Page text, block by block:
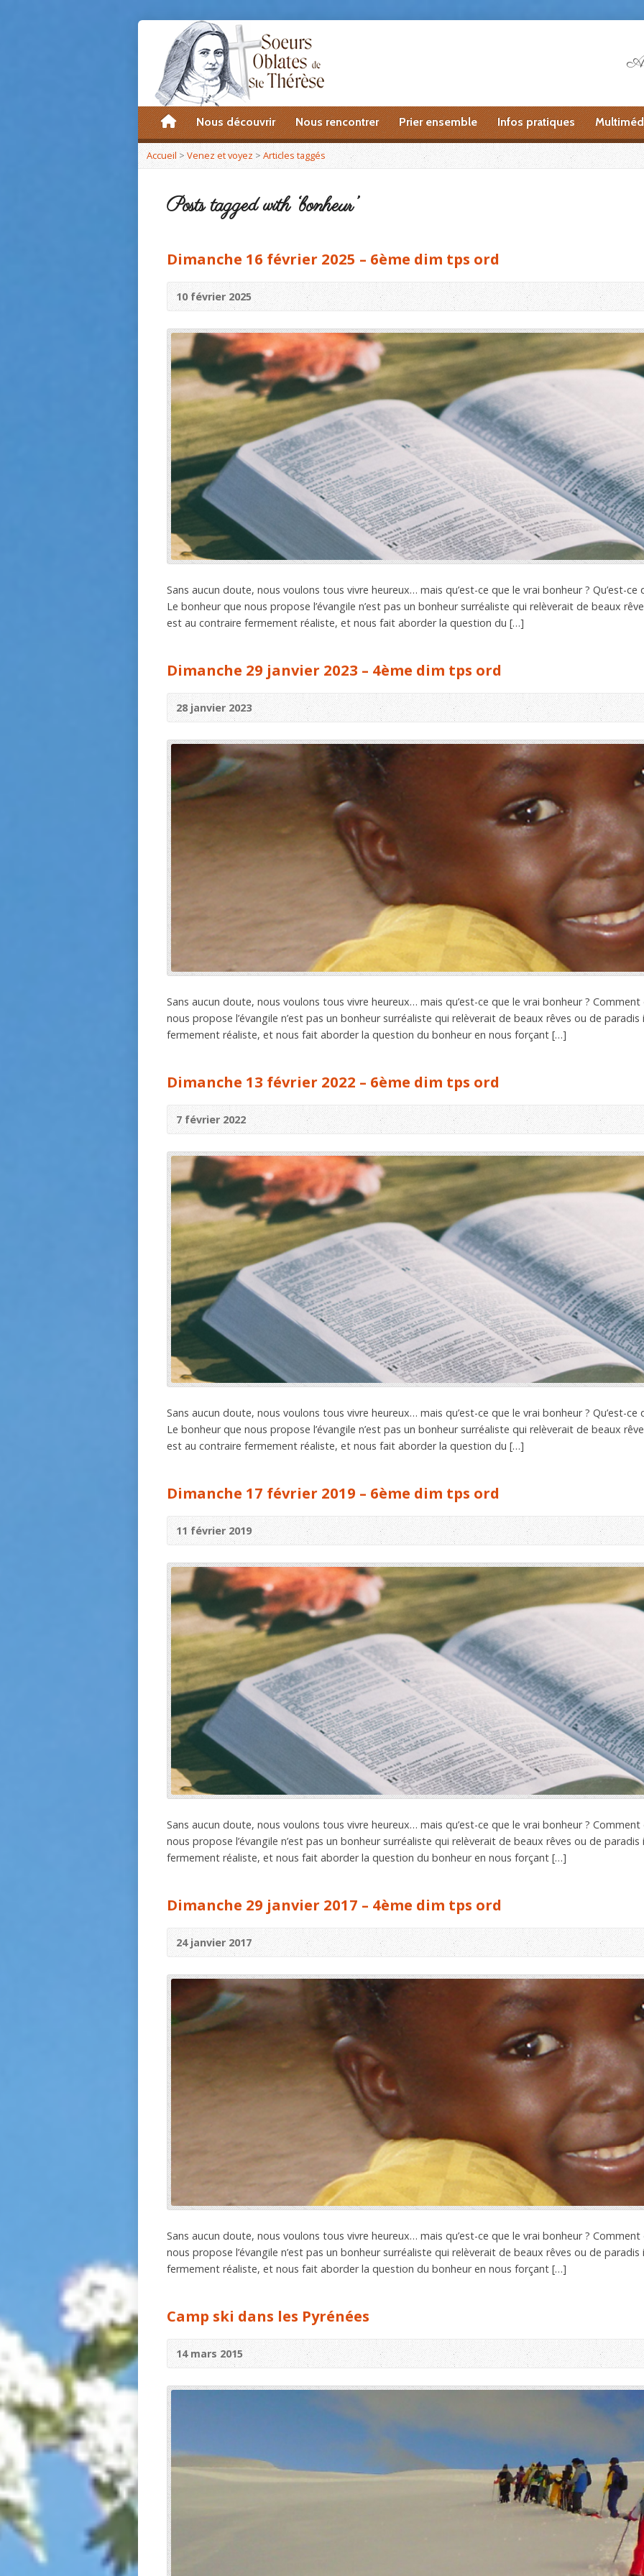
accueilNous découvrir Nous rencontrer Prier ensemble Infos pratiques
Accueil>Venez et voyez > Articles taggés
Posts tagged with ‘bonheur’
Dimanche 16 février 2025 – 6ème dim tps ord
10 février 2025
Sans aucun doute, nous voulons tous vivre heureux… mais qu’est-ce que le vrai bonheur ? Qu’est-
Le bonheur que nous propose l’évangile n’est pas un bonheur surréaliste qui relèverait de beaux
est au contraire fermement réaliste, et nous fait aborder la question du […]
Dimanche 29 janvier 2023 – 4ème dim tps ord
28 janvier 2023
Sans aucun doute, nous voulons tous vivre heureux… mais qu’est-ce que le vrai bonheur ?
nous propose l’évangile n’est pas un bonheur surréaliste qui relèverait de beaux rêves ou de
fermement réaliste, et nous fait aborder la question du bonheur en nous forçant […]
Dimanche 13 février 2022 – 6ème dim tps ord
7 février 2022
Sans aucun doute, nous voulons tous vivre heureux… mais qu’est-ce que le vrai bonheur ? Qu’est-
Le bonheur que nous propose l’évangile n’est pas un bonheur surréaliste qui relèverait de beaux
est au contraire fermement réaliste, et nous fait aborder la question du […]
Dimanche 17 février 2019 – 6ème dim tps ord
11 février 2019
Sans aucun doute, nous voulons tous vivre heureux… mais qu’est-ce que le vrai bonheur ?
nous propose l’évangile n’est pas un bonheur surréaliste qui relèverait de beaux rêves ou de
fermement réaliste, et nous fait aborder la question du bonheur en nous forçant […]
Dimanche 29 janvier 2017 – 4ème dim tps ord
24 janvier 2017
Sans aucun doute, nous voulons tous vivre heureux… mais qu’est-ce que le vrai bonheur ?
nous propose l’évangile n’est pas un bonheur surréaliste qui relèverait de beaux rêves ou de
fermement réaliste, et nous fait aborder la question du bonheur en nous forçant […]
Camp ski dans les Pyrénées
14 mars 2015